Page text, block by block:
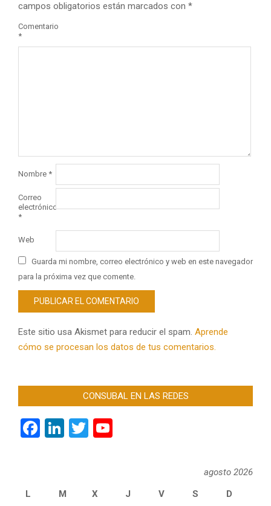
campos obligatorios están marcados con *
Comentario
*
Nombre *
Correo
electrónico
*
Web
Guarda mi nombre, correo electrónico y web en este navegador
para la próxima vez que comente.
Este sitio usa Akismet para reducir el spam. Aprende
cómo se procesan los datos de tus comentarios.
CONSUBAL EN LAS REDES
Facebook
LinkedIn
Twitter
agosto 2026
L
M X J V S D